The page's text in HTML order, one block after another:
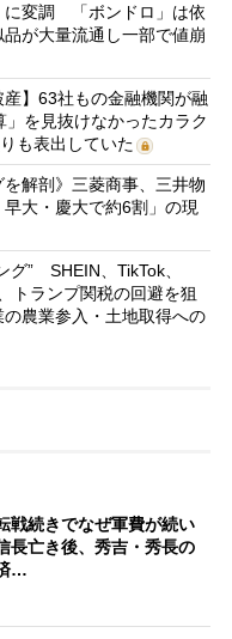
に変調 「ボンドロ」は依
が大量流通し一部で値崩
産】63社もの金融機関が融
を見抜けなかったカラク
も表出していた
を解剖》三菱商事、三井物
大・慶大で約6割」の現
グ” SHEIN、TikTok、
トランプ関税の回避を狙
農業参入・土地取得への
戦続きでなぜ軍費が続い
亡き後、秀吉・秀長の
…